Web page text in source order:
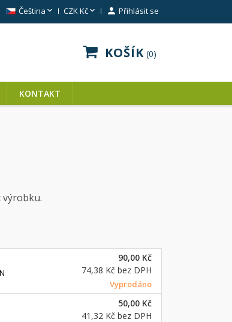
Čeština  CZK Kč  Přihlásit se
KOŠÍK 0
KONTAKT
výrobku.
90,00 Kč
74,38 Kč bez DPH
Vyprodáno
50,00 Kč
41,32 Kč bez DPH